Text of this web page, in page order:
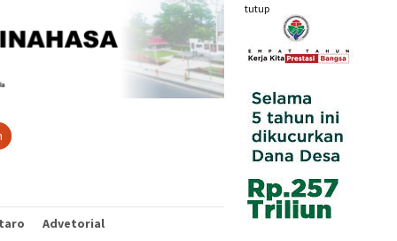
tutup
Advetorial